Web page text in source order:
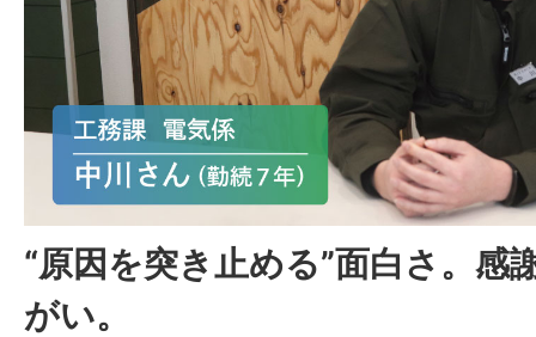
“原因を突き止める”面白さ。感
がい。